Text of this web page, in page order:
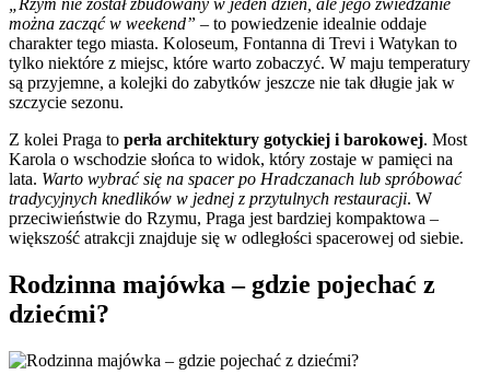
można zacząć w weekend” – to powiedzenie idealnie oddaje
charakter tego miasta. Koloseum, Fontanna di Trevi i Watykan to
tylko niektóre z miejsc, które warto zobaczyć. W maju temperatury
są przyjemne, a kolejki do zabytków jeszcze nie tak długie jak w
szczycie sezonu.
Z kolei Praga to perła architektury gotyckiej i barokowej. Most
Karola o wschodzie słońca to widok, który zostaje w pamięci na
lata. Warto wybrać się na spacer po Hradczanach lub spróbować
tradycyjnych knedlików w jednej z przytulnych restauracji. W
przeciwieństwie do Rzymu, Praga jest bardziej kompaktowa –
większość atrakcji znajduje się w odległości spacerowej od siebie.
Rodzinna majówka – gdzie pojechać z
dziećmi?